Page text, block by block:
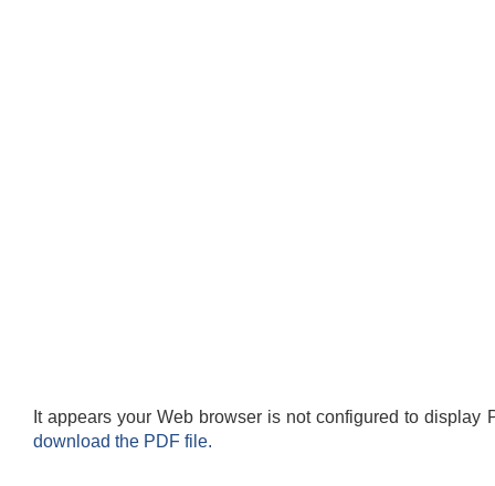
It appears your Web browser is not configured to display
download the PDF file.